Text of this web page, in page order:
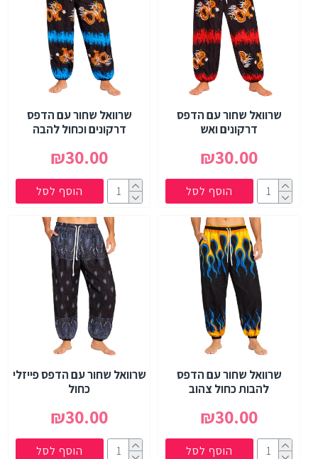
שרוואל שחור עם הדפס
דרקונים ואש
₪30.00
הוסף לסל
שרוואל שחור עם הדפס
דרקונים וכחול להבה
₪30.00
הוסף לסל
שרוואל שחור עם הדפס
להבות כחול צהוב
₪30.00
הוסף לסל
שרוואל שחור עם הדפס פייזלי
כחול
₪30.00
הוסף לסל